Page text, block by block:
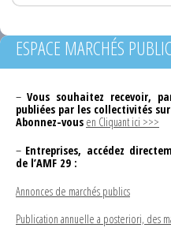
ESPACE MARCHÉS
– Vous souhaitez recevoir,
publiées par les collectivités sur
Abonnez-vous en Cliquant ici >>>
– Entreprises, accédez
de l’AMF 29 :
Annonces de marchés publics
Publication annuelle a posteriori, des